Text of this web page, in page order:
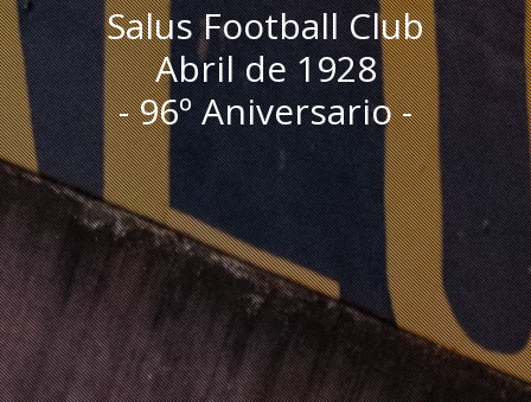
I
Salus Football Club
Abril de 1928
- 96º Aniversario -